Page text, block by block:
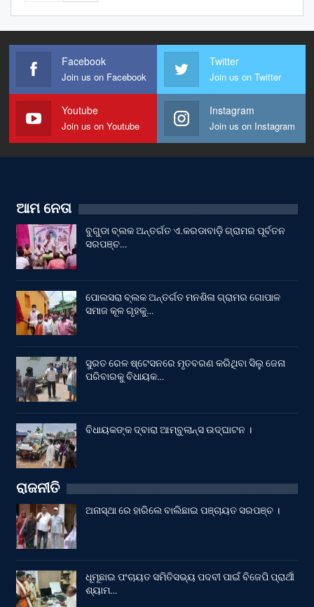
Facebook
Join us on Facebook
Twitter
Join us on Twitter
Youtube
Join us on Youtube
Instagram
Join us on Instagram
ଆମ ନେତା
ବୁଗୁଡା ବ୍ଲକ ଅନ୍ତର୍ଗତ ଏ.କରଡାବାଡ଼ି ଗ୍ରାମର ପୂର୍ବତନ
ସରପଞ୍ଚ…
ପୋଲସରା ବ୍ଲକ ଅନ୍ତର୍ଗତ ମନଶିଳା ଗ୍ରାମର ଗୋପାଳ
ସମାଜ କୂଳ ଗୃହକୁ…
ସୁରତ ରେଳ ଷ୍ଟେସନରେ ମୃତବରଣ କରିଥିବା ସିଲୁ ଜେନା
ପରିବାରକୁ ବିଧାୟକ…
ବିଧାୟକଙ୍କ ଦ୍ବାରା ଆମ୍ବୁଲାନ୍ସ ଉଦ୍‌ଘାଟନ ।
ରାଜନୀତି
ଅନାସ୍ଥା ରେ ହାରିଲେ ବାଲିଛାଇ ପଞ୍ଚାୟତ ସରପଞ୍ଚ ।
ଧୂମୂଛାଇ ପଂଚାୟତ ସମିତିସଭ୍ୟ ପଦବୀ ପାଇଁ ବିଜେପି ପ୍ରାର୍ଥୀ
ଶ୍ୟାମ…